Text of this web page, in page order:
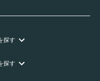
探す
探す